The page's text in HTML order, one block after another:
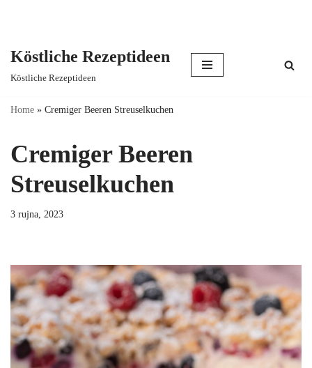
content
Köstliche Rezeptideen
Köstliche Rezeptideen
Home » Cremiger Beeren Streuselkuchen
Cremiger Beeren
Streuselkuchen
3 rujna, 2023